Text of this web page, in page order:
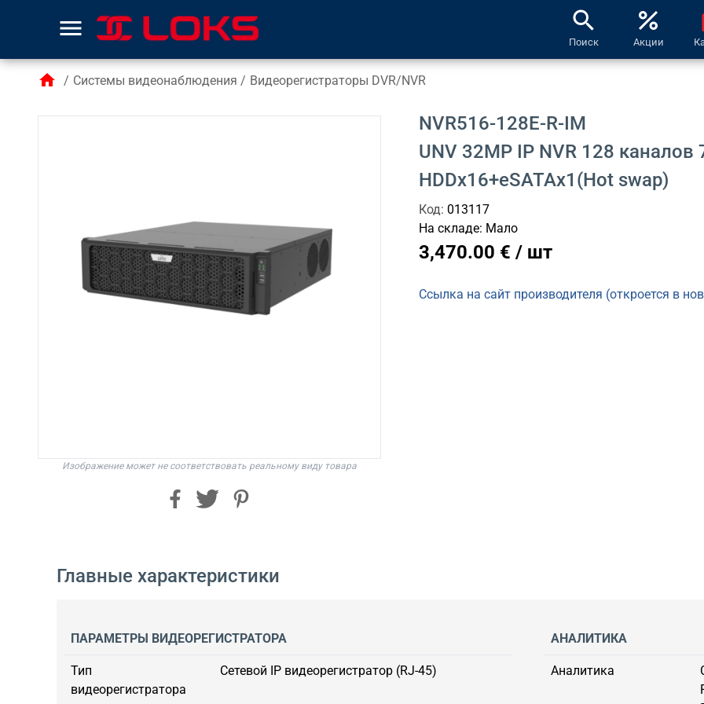
menu search
Поиск
percent
Акции
home / Системы видеонаблюдения / Видеорегистраторы DVR/NVR
Изображение может не соответствовать реальному виду товара
NVR516-128E-R-IM
UNV 32MP IP NVR 128
HDDx16+eSATAx1(Hot swap)
Код: 013117
На складе: Мало
3,470.00 € / шт
Ссылка на сайт производителя (откроется в
Главные характеристики
ПАРАМЕТРЫ ВИДЕОРЕГИСТРАТОРА
Тип
видеорегистратора
Сетевой IP видеорегистратор (RJ-45)
АНАЛИТИКА
Аналитика